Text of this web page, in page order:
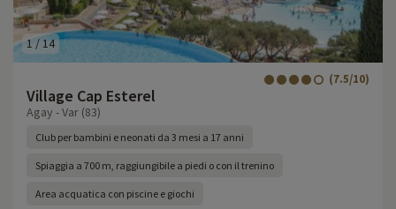
1 /14
Village Cap Esterel
(7.5/10)
Agay - Var (83)
Club per bambini e neonati da 3 mesi a 17 anni
Spiaggia a 700 m, raggiungibile a piedi o con il trenino
Area acquatica con piscine e giochi